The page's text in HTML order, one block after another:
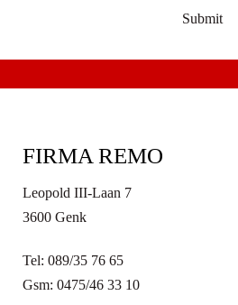
FIRMA REMO
Leopold III-Laan 7
3600 Genk
Tel: 089/35 76 65
Gsm: 0475/46 33 10